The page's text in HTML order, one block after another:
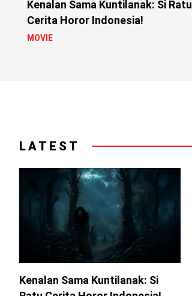
Kenalan Sama Kuntilanak: Si Ratu
Cerita Horor Indonesia!
MOVIE
LATEST
Kenalan Sama Kuntilanak: Si